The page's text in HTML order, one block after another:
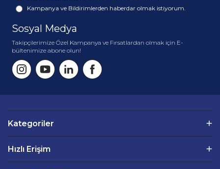
Kampanya ve Bildirimlerden haberdar olmak istiyorum.
Sosyal Medya
Takipçilerimize Özel Kampanya ve Fırsatlardan olmak için E-
bültenimize abone olun!
Kategoriler
Hızlı Erişim